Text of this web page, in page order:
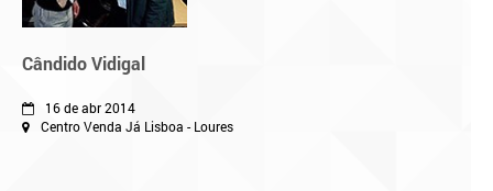
Cândido Vidigal
16 de abr 2014
Centro Venda Já Lisboa - Loures